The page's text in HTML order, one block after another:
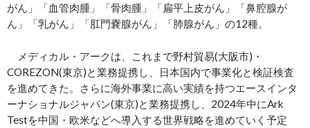
がん」「血管肉腫」「骨肉腫」「扁平上皮がん」「鼻腔腺が
ん」「乳がん」「肛門嚢腺がん」「肺腺がん」の12種。
メディカル・アークは、これまで野村貿易(大阪市)・
COREZON(東京)と業務提携し、日本国内で事業化と検証検査
を進めてきた。さらに海外事業に高い実績を持つエースインタ
ーナショナルジャパン(東京)と業務提携し、2024年中にArk
Testを中国・欧米などへ導入する世界戦略を進めていく予定